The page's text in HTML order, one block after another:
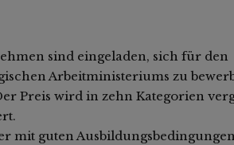
sind eingeladen, sich für den
Arbeitministeriums zu
Preis wird in zehn Kategorien
mit guten